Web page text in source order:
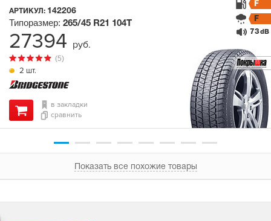
АРТИКУЛ: 142206
2 шт.
(5)
Типоразмер: 265/45 R21 104T
F
F
73 dB
в закладки
сравнить
27394 руб.
Показать все похожие товары